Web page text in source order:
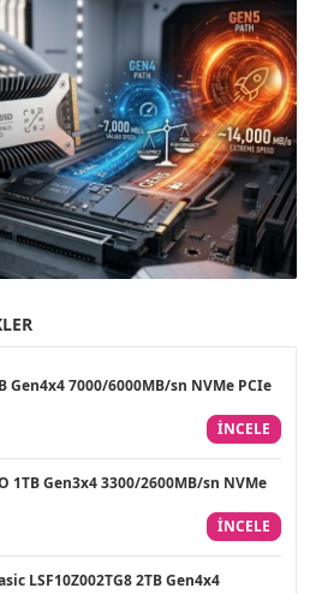
Gen4x4 7000/6000MB/sn NVMe PCIe
INCELE
1TB Gen3x4 3300/2600MB/sn NVMe
INCELE
LSF10Z002TG8 2TB Gen4x4